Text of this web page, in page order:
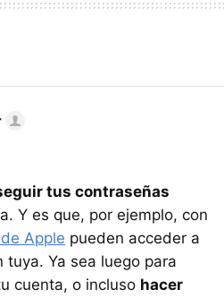
tus contraseñas
Y es que, por ejemplo, con
Apple pueden acceder a
tuya. Ya sea luego para
cuenta, o incluso hacer